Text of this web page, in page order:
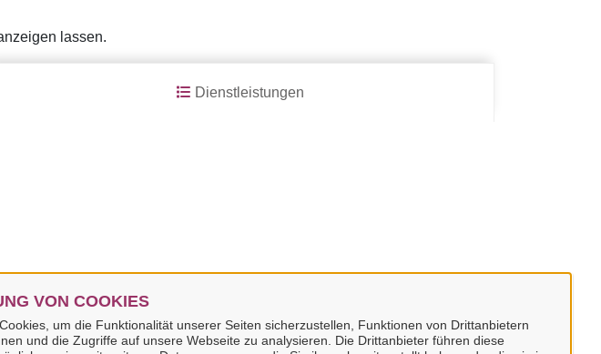
VON COOKIES
um die Funktionalität unserer Seiten sicherzustellen, Funktionen von Drittanbietern
und die Zugriffe auf unsere Webseite zu analysieren. Die Drittanbieter führen diese
lassen.
Dienstleistungen